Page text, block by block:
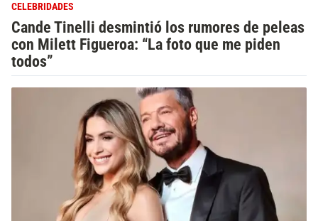
CELEBRIDADES
Cande Tinelli desmintió los rumores de peleas
con Milett Figueroa: “La foto que me piden
todos”